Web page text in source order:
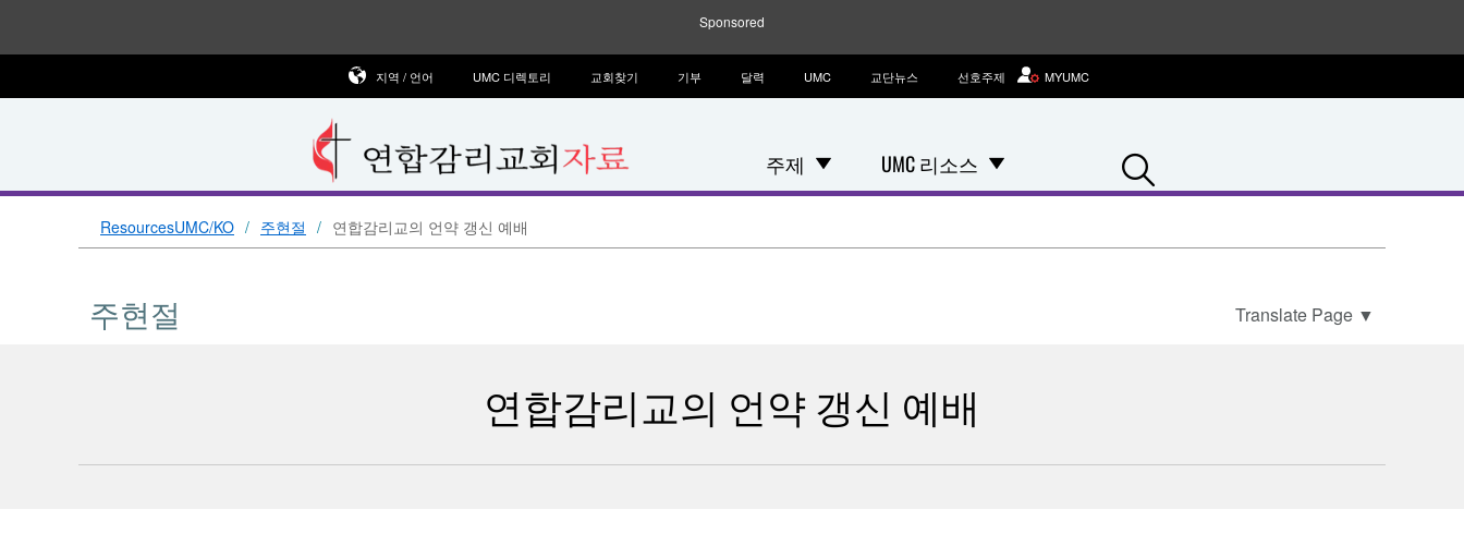
Sponsored
주제 UMC 리소스
지역 / 언어 UMC 디렉토리 교회찾기 기부 달력 UMC 교단뉴스 선호주제 MYUMC
Search
ResourcesUMC/KO 주현절 연합감리교의 언약 갱신 예배
주현절 Translate Page ▼
연합감리교의 언약 갱신 예배